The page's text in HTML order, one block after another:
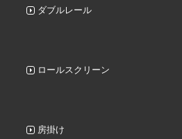
ダブルレール
ロールスクリーン
房掛け